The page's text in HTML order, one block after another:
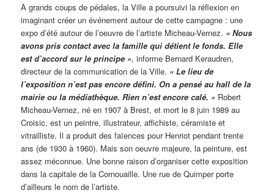
À grands coups de pédales, la Ville a poursuivi la réflexion en
imaginant créer un événement autour de cette campagne : une
expo d’été autour de l’oeuvre de l’artiste Micheau-Vernez. « Nous
avons pris contact avec la famille qui détient le fonds. Elle
est d’accord sur le principe », informe Bernard Keraudren,
directeur de la communication de la Ville. « Le lieu de
l’exposition n’est pas encore défini. On a pensé au hall de la
mairie ou la médiathèque. Rien n’est encore calé. » Robert
Micheau-Vernez, né en 1907 à Brest, et mort le 8 juin 1989 au
Croisic, est un peintre, illustrateur, affichiste, céramiste et
vitrailliste. Il a produit des faïences pour Henriot pendant trente
ans (de 1930 à 1960). Mais son oeuvre majeure, la peinture, est
assez méconnue. Une bonne raison d’organiser cette exposition
dans la capitale de la Cornouaille. Une rue de Quimper porte
d’ailleurs le nom de l’artiste.